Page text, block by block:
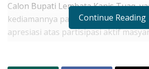
Calon Bupati Lembata Kanis Tuaq,
kediamannya pada Kamis (28/11/
apresiasi atas partisipasi aktif
Continue Reading